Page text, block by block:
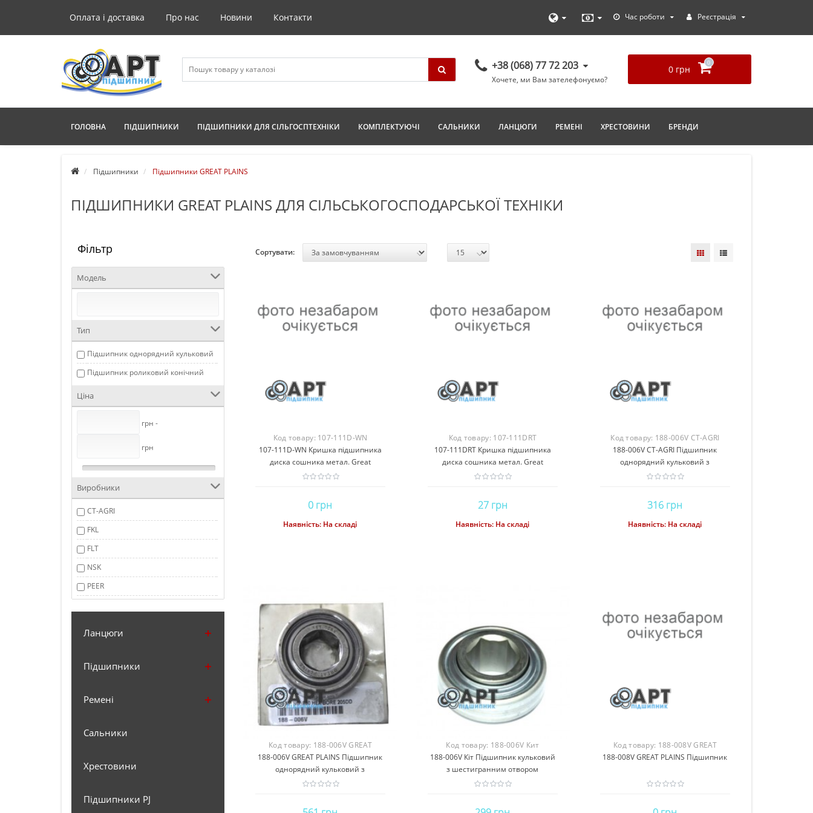
Оплата і доставка Про нас Новини Контакти Час роботи Реєстрація
+38 (068) 77 72 203
Хочете, ми Вам зателефонуємо?
0 грн
0
ГОЛОВНА ПІДШИПНИКИ ПІДШИПНИКИ ДЛЯ СІЛЬГОСПТЕХНІКИ КОМПЛЕКТУЮЧІ САЛЬНИКИ ЛАНЦЮГИ РЕМЕНІ ХРЕСТОВИНИ БРЕНДИ
Підшипники Підшипники GREAT PLAINS
ПІДШИПНИКИ GREAT PLAINS ДЛЯ СІЛЬСЬКОГОСПОДАРСЬКОЇ ТЕХНІКИ
Фільтр
Модель
Тип
Підшипник однорядний кульковий
Підшипник роликовий конічний
Ціна
грн -
грн
Виробники
CT-AGRI
FKL
FLT
NSK
PEER
Ланцюги
Підшипники
Ремені
Сальники
Хрестовини
Підшипники PJ
Сортувати:
Код товару: 107-111D-WN
107-111D-WN Кришка підшипника
диска сошника метал. Great
Plains(Express Parts)
0 грн
Купити
Наявність: На складі
Код товару: 107-111DRT
107-111DRT Кришка підшипника
диска сошника метал. Great
Plains(ROYAL TIGER)
27 грн
Купити
Наявність: На складі
Код товару: 188-006V CT-AGRI
188-006V CT-AGRI Підшипник
однорядний кульковий з
шестигранним отвором
316 грн
Купити
Наявність: На складі
Код товару: 188-006V GREAT
PLAINS
188-006V GREAT PLAINS Підшипник
однорядний кульковий з
шестигранним отвором
Код товару: 188-006V Кит
188-006V Кіт Підшипник кульковий
з шестигранним отвором
Код товару: 188-008V GREAT
PLAINS
188-008V GREAT PLAINS Підшипник